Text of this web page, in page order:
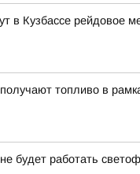
в Кузбассе рейдовое
топливо в
будет работать